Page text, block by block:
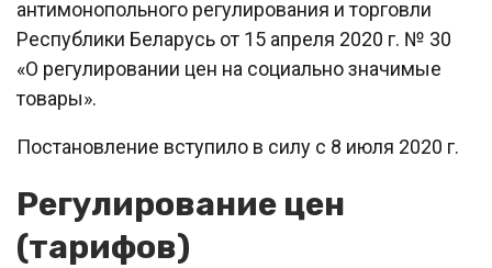
антимонопольного регулирования и торговли
Республики Беларусь от 15 апреля 2020 г. № 30
«О регулировании цен на социально значимые
товары».
Постановление вступило в силу с 8 июля 2020 г.
Регулирование цен
(тарифов)